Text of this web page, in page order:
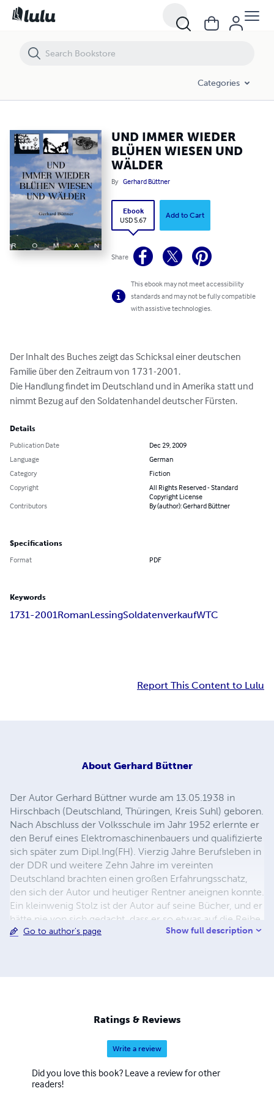
Categories
UND IMMER WIEDER
BLÜHEN WIESEN UND
WÄLDER
By Gerhard Büttner
Ebook
USD 5.67
Add to Cart
Share
This ebook may not meet accessibility
standards and may not be fully compatible
with assistive technologies.
Der Inhalt des Buches zeigt das Schicksal einer deutschen
Familie über den Zeitraum von 1731-2001.
Die Handlung findet im Deutschland und in Amerika statt und
nimmt Bezug auf den Soldatenhandel deutscher Fürsten.
Details
Publication Date
Dec 29, 2009
Language
German
Category
Fiction
Copyright
All Rights Reserved - Standard
Copyright License
Contributors
By (author): Gerhard Büttner
Specifications
Format PDF
Keywords
1731-2001RomanLessingSoldatenverkaufWTC
Report This Content to Lulu
About Gerhard Büttner
Der Autor Gerhard Büttner wurde am 13.05.1938 in
Hirschbach (Deutschland, Thüringen, Kreis Suhl) geboren.
Nach Abschluss der Volksschule im Jahr 1952 erlernte er
den Beruf eines Elektromaschinenbauers und qualifizierte
sich später zum Dipl.Ing(FH). Vierzig Jahre Berufsleben in
der DDR und weitere Zehn Jahre im vereinten
Deutschland brachten einen großen Erfahrungsschatz,
den sich der Autor und heutiger Rentner aneignen konnte.
Ein kleinwenig Stolz ist der Autor auf seine Bücher, und er
hätte nie von sich gedacht, dass er so etwas auf die Reihe
bringen könnte!
Go to author's page Show full description
Ratings & Reviews
Write a review
Did you love this book? Leave a review for other
readers!
UND IMMER WIEDER BLÜHEN WIESEN UND WÄLDER